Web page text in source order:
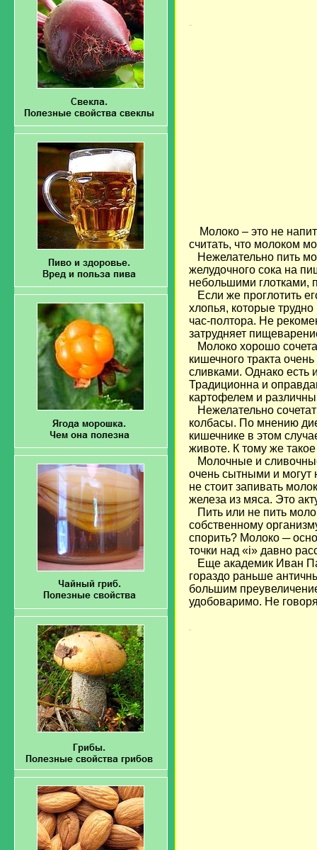
Молоко – это не
считать, что молоком
Нежелательно пить
желудочного сока на
небольшими глотками,
Если же проглотить
хлопья, которые
час-полтора. Не
затрудняет
Молоко хорошо
кишечного тракта
сливками. Однако есть
Традиционна и
картофелем и
Нежелательно
колбасы. По мнению
кишечнике в этом
животе. К тому же
Молочные и
очень сытными и могут
не стоит запивать
железа из мяса. Это
Пить или не пить
собственному
спорить? Молоко ─
точки над «i» давно
Еще академик Иван
гораздо раньше
большим
удобоваримо. Не